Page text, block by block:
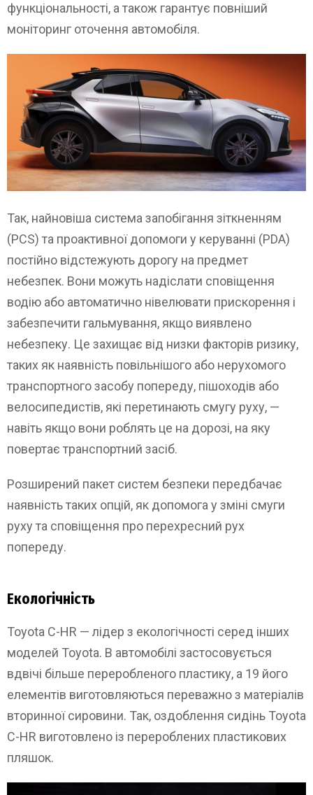
функціональності, а також гарантує повніший
моніторинг оточення автомобіля.
Так, найновіша система запобігання зіткненням
(PCS) та проактивної допомоги у керуванні (PDA)
постійно відстежують дорогу на предмет
небезпек. Вони можуть надіслати сповіщення
водію або автоматично нівелювати прискорення і
забезпечити гальмування, якщо виявлено
небезпеку. Це захищає від низки факторів ризику,
таких як наявність повільнішого або нерухомого
транспортного засобу попереду, пішоходів або
велосипедистів, які перетинають смугу руху, —
навіть якщо вони роблять це на дорозі, на яку
повертає транспортний засіб.
Розширений пакет систем безпеки передбачає
наявність таких опцій, як допомога у зміні смуги
руху та сповіщення про перехресний рух
попереду.
Екологічність
Toyota C-HR — лідер з екологічності серед інших
моделей Toyota. В автомобілі застосовується
вдвічі більше переробленого пластику, а 19 його
елементів виготовляються переважно з матеріалів
вторинної сировини. Так, оздоблення сидінь Toyota
C-HR виготовлено із перероблених пластикових
пляшок.